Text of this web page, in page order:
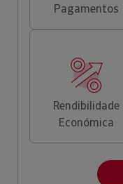
Pagamentos
Rendibilidade
Económica